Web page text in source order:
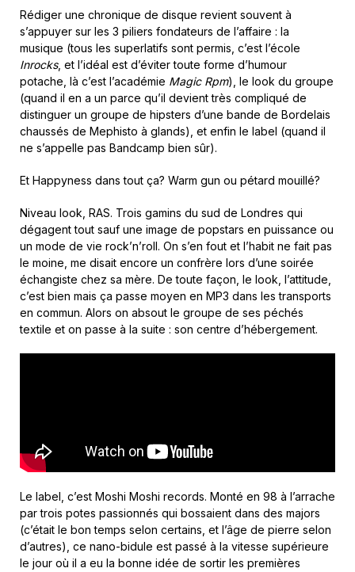
Rédiger une chronique de disque revient souvent à
s’appuyer sur les 3 piliers fondateurs de l’affaire : la
musique (tous les superlatifs sont permis, c’est l’école
Inrocks, et l’idéal est d’éviter toute forme d’humour
potache, là c’est l’académie Magic Rpm), le look du groupe
(quand il en a un parce qu’il devient très compliqué de
distinguer un groupe de hipsters d’une bande de Bordelais
chaussés de Mephisto à glands), et enfin le label (quand il
ne s’appelle pas Bandcamp bien sûr).
Et Happyness dans tout ça? Warm gun ou pétard mouillé?
Niveau look, RAS. Trois gamins du sud de Londres qui
dégagent tout sauf une image de popstars en puissance ou
un mode de vie rock’n’roll. On s’en fout et l’habit ne fait pas
le moine, me disait encore un confrère lors d’une soirée
échangiste chez sa mère. De toute façon, le look, l’attitude,
c’est bien mais ça passe moyen en MP3 dans les transports
en commun. Alors on absout le groupe de ses péchés
textile et on passe à la suite : son centre d’hébergement.
Le label, c’est Moshi Moshi records. Monté en 98 à l’arrache
par trois potes passionnés qui bossaient dans des majors
(c’était le bon temps selon certains, et l’âge de pierre selon
d’autres), ce nano-bidule est passé à la vitesse supérieure
le jour où il a eu la bonne idée de sortir les premières